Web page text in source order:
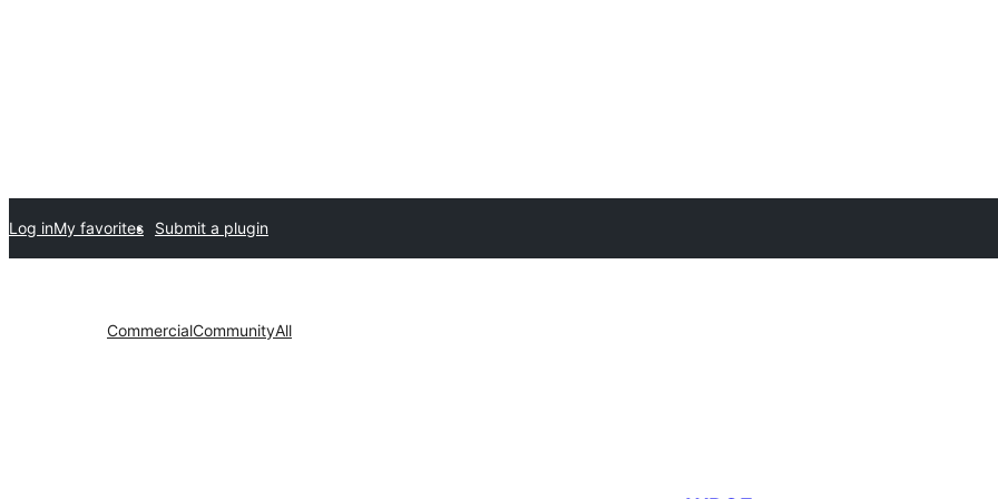
Submit a plugin
My favorites
Log in
All
Community
Commercial